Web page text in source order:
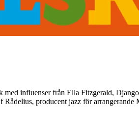
med influenser från Ella Fitzgerald,
Rådelius, producent jazz för arrangerande